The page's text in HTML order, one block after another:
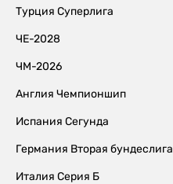
Турция Суперлига
ЧЕ-2028
ЧМ-2026
Англия Чемпионшип
Испания Сегунда
Германия Вторая бундеслига
Италия Серия Б